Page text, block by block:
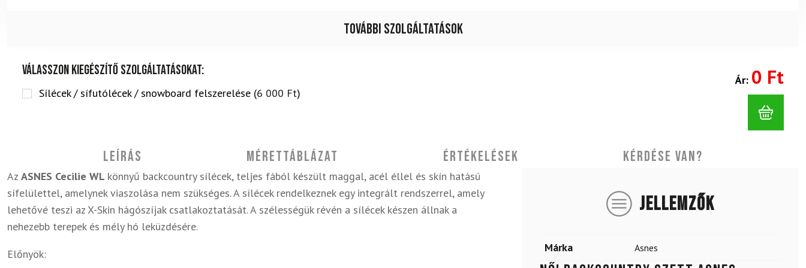
További szolgáltatások
Válasszon kiegészítő szolgáltatásokat:
Sílécek / sífutólécek / snowboard felszerelése (6 000 Ft)
Ár: 0 Ft
Leírás Mérettáblázat Értékelések Kérdése van?
Az ASNES Cecilie WL könnyű backcountry sílécek, teljes fából készült maggal, acél éllel és skín hatású
sífelülettel, amelynek viaszolása nem szükséges. A sílécek rendelkeznek egy integrált rendszerrel, amely
lehetővé teszi az X-Skin hágószíjak csatlakoztatását. A szélességük révén a sílécek készen állnak a
nehezebb terepek és mély hó leküzdésére.
Előnyök:
JELLEMZŐK
Márka Asnes